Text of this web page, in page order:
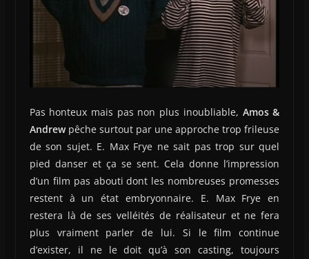
Pas honteux mais pas non plus inoubliable, Amos &
Andrewpêche surtout par une approche trop frileuse
de son sujet. E. Max Frye ne sait pas trop sur quel
pied danser et ça se sent. Cela donne l’impression
d’un film pas abouti dont les nombreuses promesses
restent à un état embryonnaire. E. Max Frye en
restera là de ses velléités de réalisateur et ne fera
plus vraiment parler de lui. Si le film continue
d’exister, il ne le doit qu’à son casting, toujours